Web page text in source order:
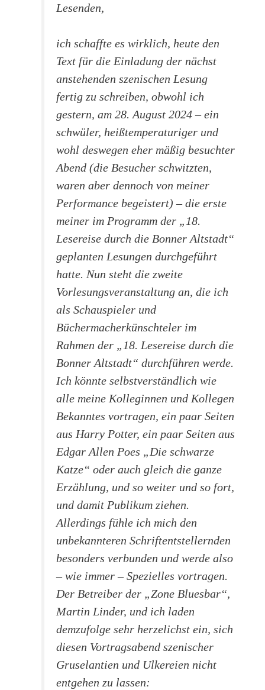
Lesenden,
ich schaffte es wirklich, heute den
Text für die Einladung der nächst
anstehenden szenischen Lesung
fertig zu schreiben, obwohl ich
gestern, am 28. August 2024 – ein
schwüler, heißtemperaturiger und
wohl deswegen eher mäßig besuchter
Abend (die Besucher schwitzten,
waren aber dennoch von meiner
Performance begeistert) – die erste
meiner im Programm der „18.
Lesereise durch die Bonner Altstadt“
geplanten Lesungen durchgeführt
hatte. Nun steht die zweite
Vorlesungsveranstaltung an, die ich
als Schauspieler und
Büchermacherkünschteler im
Rahmen der „18. Lesereise durch die
Bonner Altstadt“ durchführen werde.
Ich könnte selbstverständlich wie
alle meine Kolleginnen und Kollegen
Bekanntes vortragen, ein paar Seiten
aus Harry Potter, ein paar Seiten aus
Edgar Allen Poes „Die schwarze
Katze“ oder auch gleich die ganze
Erzählung, und so weiter und so fort,
und damit Publikum ziehen.
Allerdings fühle ich mich den
unbekannteren Schriftentstellernden
besonders verbunden und werde also
– wie immer – Spezielles vortragen.
Der Betreiber der „Zone Bluesbar“,
Martin Linder, und ich laden
demzufolge sehr herzelichst ein, sich
diesen Vortragsabend szenischer
Gruselantien und Ulkereien nicht
entgehen zu lassen: